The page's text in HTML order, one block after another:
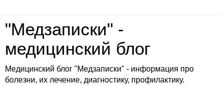
"Медзаписки" -
медицинский блог
Медицинский блог "Медзаписки" - информация про
болезни, их лечение, диагностику, профилактику.